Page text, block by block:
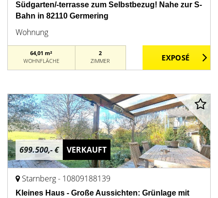
Südgarten/-terrasse zum Selbstbezug! Nahe zur S-
Bahn in 82110 Germering
Wohnung
64,01 m²
WOHNFLÄCHE
2
ZIMMER
699.500,- € VERKAUFT
Starnberg - 10809188139
Kleines Haus - Große Aussichten: Grünlage mit